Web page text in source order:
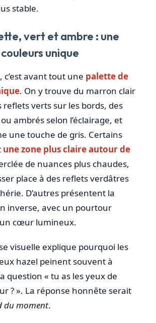
stable.
vert et ambre : une
unique
c’est avant tout une palette de
. On y trouve du marron clair
reflets verts sur les bords, des
ambrés selon l’éclairage, et
une touche de gris. Certains
une zone plus claire autour de
de nuances plus chaudes,
place à des reflets verdâtres
D’autres présentent la
inverse, avec un pourtour
cœur lumineux.
visuelle explique pourquoi les
hazel peinent souvent à
question « tu as les yeux de
? ». La réponse honnête serait
du moment.